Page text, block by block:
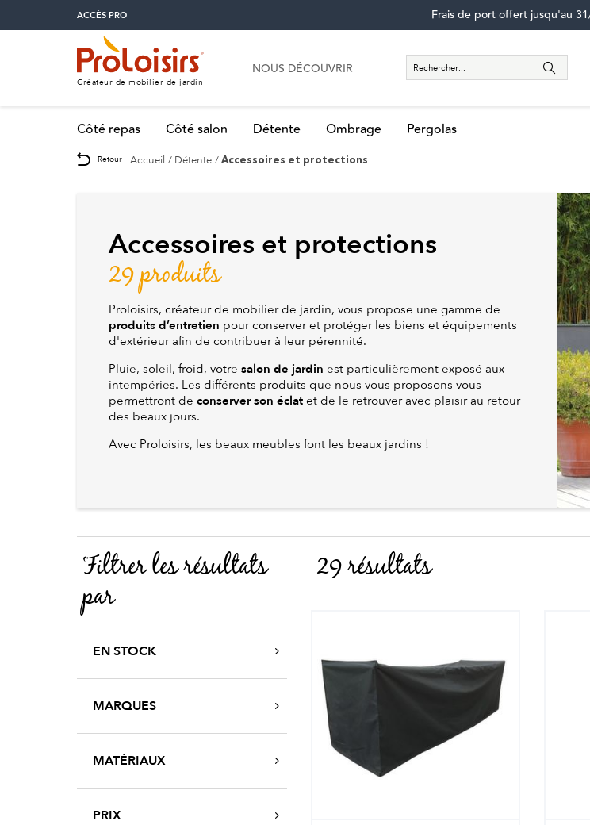
ACCÈS PRO Frais de port offert jusqu'au
Créateur de mobilier de jardin
NOUS DÉCOUVRIR
Côté repas Côté salon Détente Ombrage Pergolas
Retour Accueil Détente Accessoires et protections
Accessoires et protections
29 produits
Proloisirs, créateur de mobilier de jardin, vous propose une gamme de
produits d’entretien pour conserver et protéger les biens et équipements
d'extérieur afin de contribuer à leur pérennité.
Pluie, soleil, froid, votre salon de jardin est particulièrement exposé aux
intempéries. Les différents produits que nous vous proposons vous
permettront de conserver son éclat et de le retrouver avec plaisir au retour
des beaux jours.
Avec Proloisirs, les beaux meubles font les beaux jardins !
Filtrer les résultats
par
EN STOCK
MARQUES
MATÉRIAUX
PRIX
29 résultats